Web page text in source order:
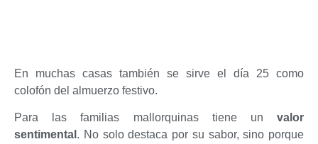
En muchas casas también se sirve el día 25 como
colofón del almuerzo festivo.
Para las familias mallorquinas tiene un valor
sentimental . No solo destaca por su sabor, sino porque